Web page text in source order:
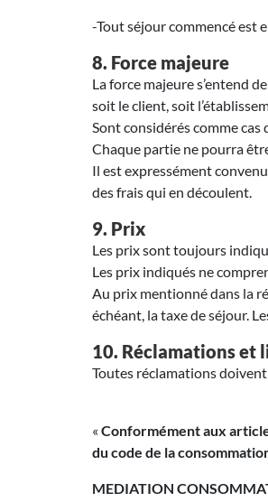
-Tout séjour commencé est
8. Force majeure
La force majeure s’entend
soit le client, soit
Sont considérés comme
Chaque partie ne pourra
Il est expressément
des frais qui en découlent.
9. Prix
Les prix sont toujours
Les prix indiqués ne
Au prix mentionné dans la
échéant, la taxe de séjour.
10. Réclamations et
Toutes réclamations
« Conformément aux
du code de la
MEDIATION